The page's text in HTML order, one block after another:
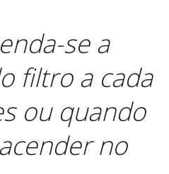
se a
filtro a cada
ou quando
no